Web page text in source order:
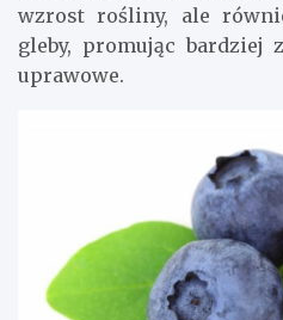
wzrost rośliny, ale
gleby, promując bardziej
uprawowe.